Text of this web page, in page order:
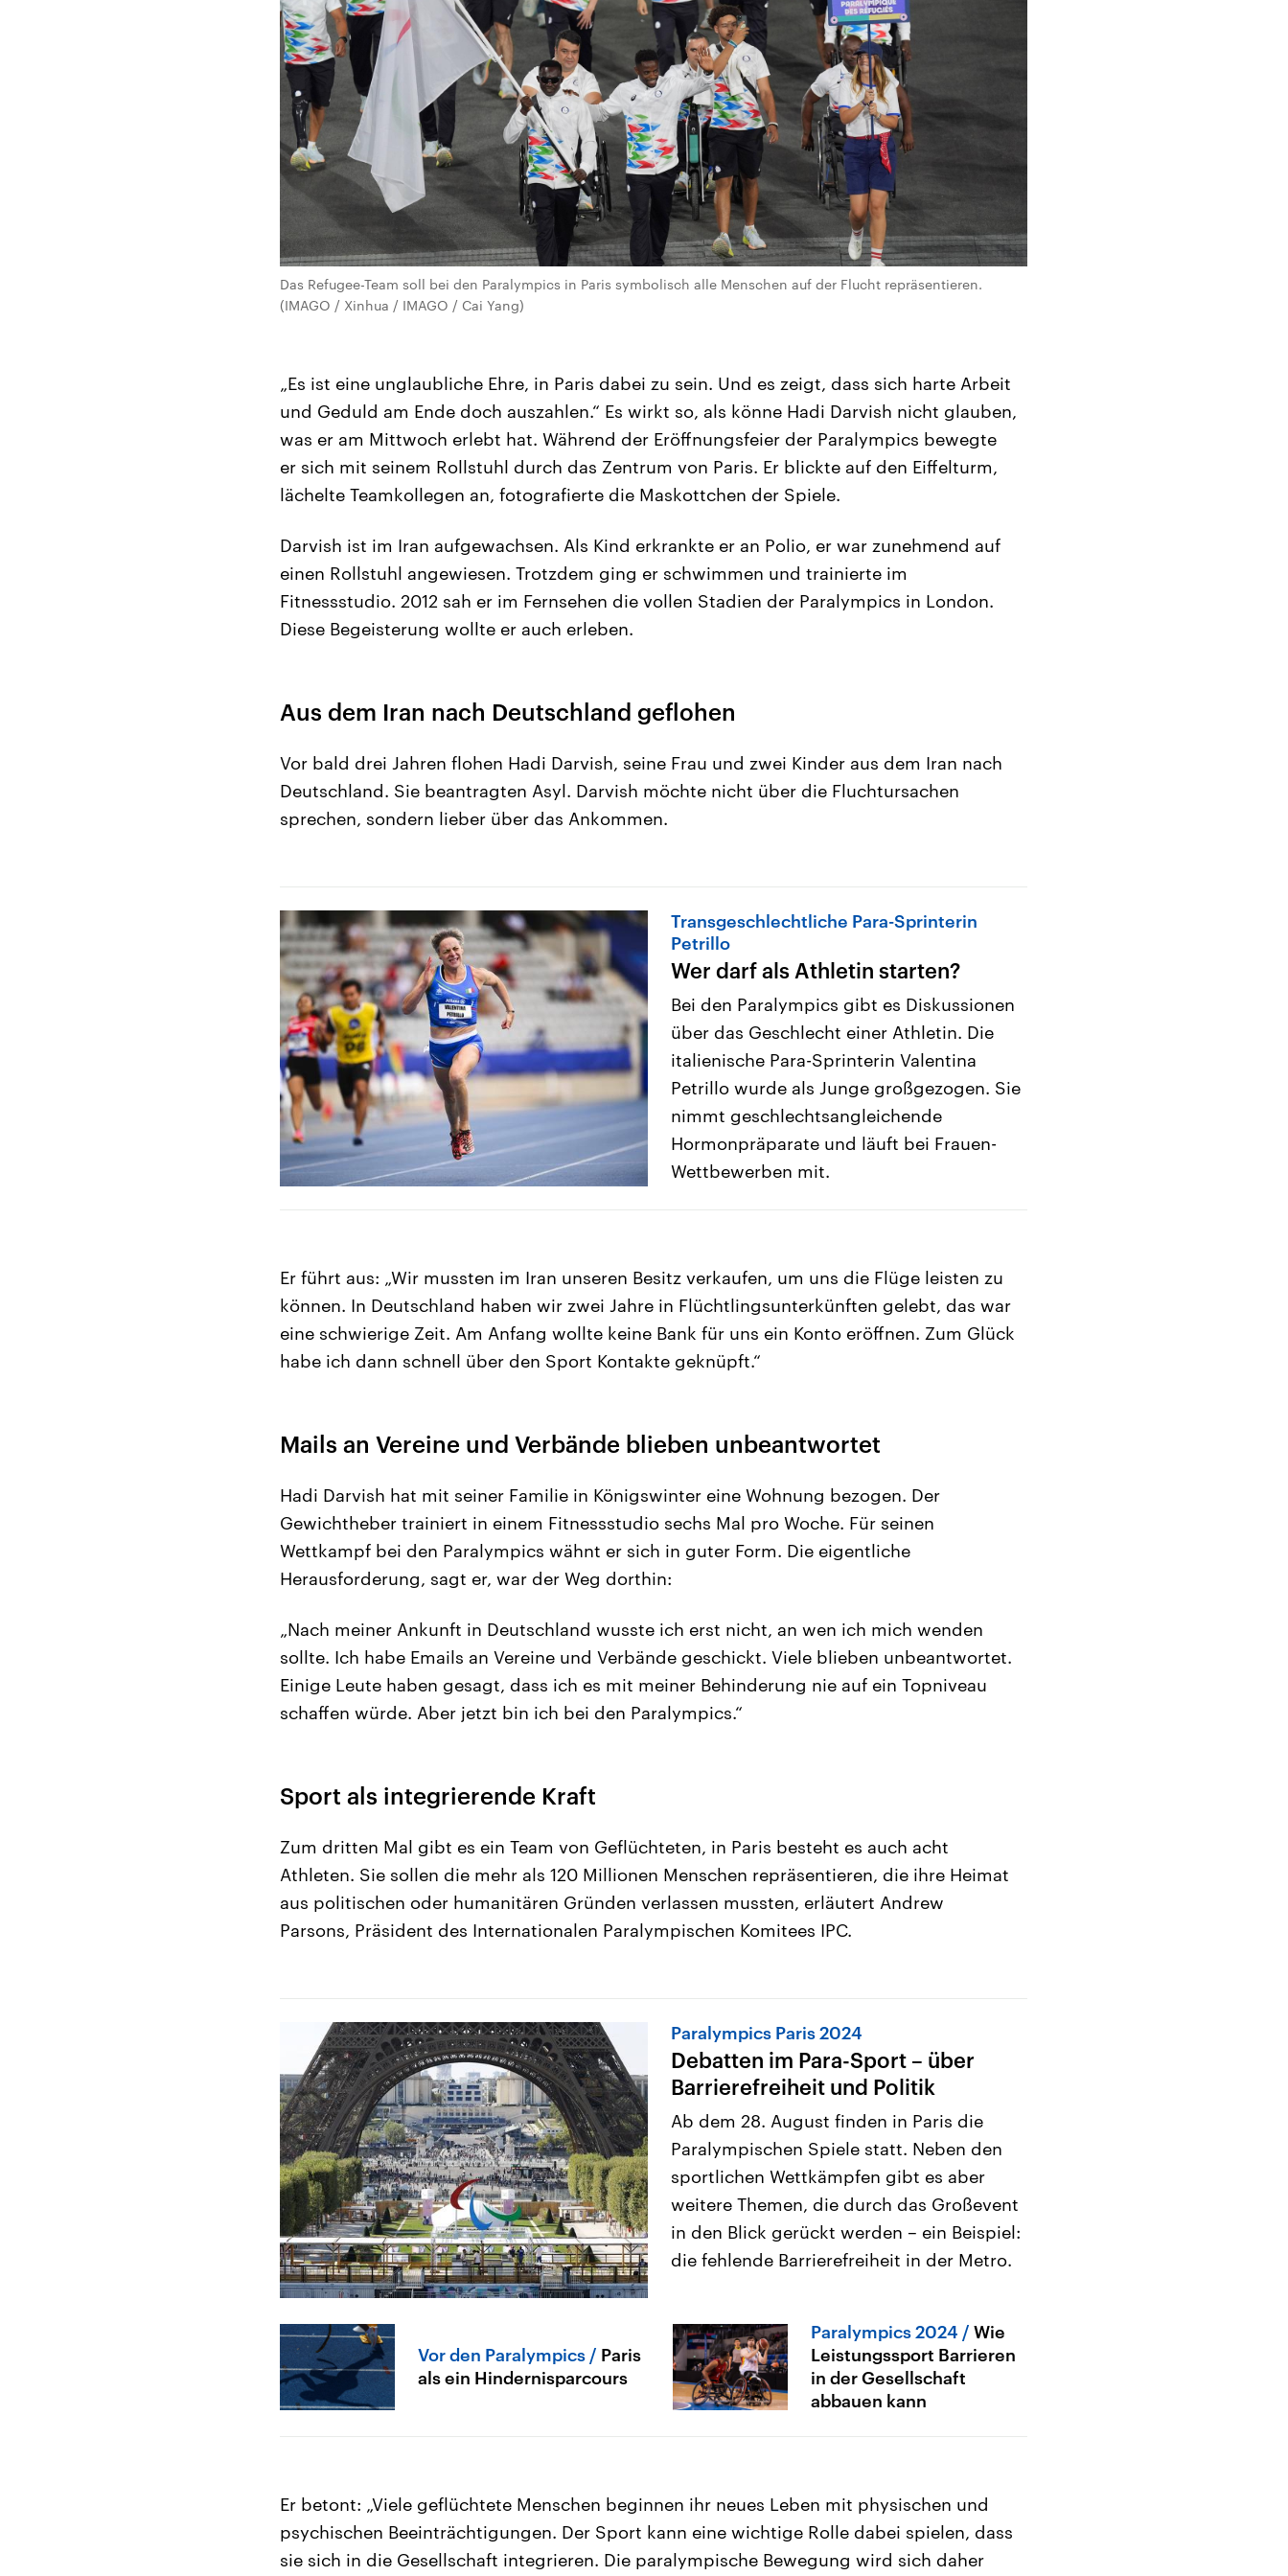
Das Refugee-Team soll bei den Paralympics in Paris symbolisch alle Menschen auf der Flucht repräsentieren.
(IMAGO / Xinhua / IMAGO / Cai Yang)
„Es ist eine unglaubliche Ehre, in Paris dabei zu sein. Und es zeigt, dass sich harte Arbeit
und Geduld am Ende doch auszahlen.“ Es wirkt so, als könne Hadi Darvish nicht glauben,
was er am Mittwoch erlebt hat. Während der Eröffnungsfeier der Paralympics bewegte
er sich mit seinem Rollstuhl durch das Zentrum von Paris. Er blickte auf den Eiffelturm,
lächelte Teamkollegen an, fotografierte die Maskottchen der Spiele.
Darvish ist im Iran aufgewachsen. Als Kind erkrankte er an Polio, er war zunehmend auf
einen Rollstuhl angewiesen. Trotzdem ging er schwimmen und trainierte im
Fitnessstudio. 2012 sah er im Fernsehen die vollen Stadien der Paralympics in London.
Diese Begeisterung wollte er auch erleben.
Aus dem Iran nach Deutschland geflohen
Vor bald drei Jahren flohen Hadi Darvish, seine Frau und zwei Kinder aus dem Iran nach
Deutschland. Sie beantragten Asyl. Darvish möchte nicht über die Fluchtursachen
sprechen, sondern lieber über das Ankommen.
Transgeschlechtliche Para-Sprinterin
Petrillo
Wer darf als Athletin starten?
Bei den Paralympics gibt es Diskussionen
über das Geschlecht einer Athletin. Die
italienische Para-Sprinterin Valentina
Petrillo wurde als Junge großgezogen. Sie
nimmt geschlechtsangleichende
Hormonpräparate und läuft bei Frauen-
Wettbewerben mit.
Er führt aus: „Wir mussten im Iran unseren Besitz verkaufen, um uns die Flüge leisten zu
können. In Deutschland haben wir zwei Jahre in Flüchtlingsunterkünften gelebt, das war
eine schwierige Zeit. Am Anfang wollte keine Bank für uns ein Konto eröffnen. Zum Glück
habe ich dann schnell über den Sport Kontakte geknüpft.“
Mails an Vereine und Verbände blieben unbeantwortet
Hadi Darvish hat mit seiner Familie in Königswinter eine Wohnung bezogen. Der
Gewichtheber trainiert in einem Fitnessstudio sechs Mal pro Woche. Für seinen
Wettkampf bei den Paralympics wähnt er sich in guter Form. Die eigentliche
Herausforderung, sagt er, war der Weg dorthin:
„Nach meiner Ankunft in Deutschland wusste ich erst nicht, an wen ich mich wenden
sollte. Ich habe Emails an Vereine und Verbände geschickt. Viele blieben unbeantwortet.
Einige Leute haben gesagt, dass ich es mit meiner Behinderung nie auf ein Topniveau
schaffen würde. Aber jetzt bin ich bei den Paralympics.“
Sport als integrierende Kraft
Zum dritten Mal gibt es ein Team von Geflüchteten, in Paris besteht es auch acht
Athleten. Sie sollen die mehr als 120 Millionen Menschen repräsentieren, die ihre Heimat
aus politischen oder humanitären Gründen verlassen mussten, erläutert Andrew
Parsons, Präsident des Internationalen Paralympischen Komitees IPC.
Paralympics Paris 2024
Debatten im Para-Sport – über
Barrierefreiheit und Politik
Ab dem 28. August finden in Paris die
Paralympischen Spiele statt. Neben den
sportlichen Wettkämpfen gibt es aber
weitere Themen, die durch das Großevent
in den Blick gerückt werden – ein Beispiel:
die fehlende Barrierefreiheit in der Metro.
Vor den Paralympics
Paris
als ein Hindernisparcours
Paralympics 2024
Wie
Leistungssport Barrieren
in der Gesellschaft
abbauen kann
Er betont: „Viele geflüchtete Menschen beginnen ihr neues Leben mit physischen und
psychischen Beeinträchtigungen. Der Sport kann eine wichtige Rolle dabei spielen, dass
sie sich in die Gesellschaft integrieren. Die paralympische Bewegung wird sich daher